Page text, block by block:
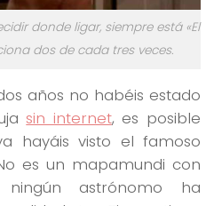
donde ligar, siempre está «El
dos de cada tres veces.
años no habéis estado
sin internet, es posible
hayáis visto el famoso
es un mapamundi con
astrónomo ha